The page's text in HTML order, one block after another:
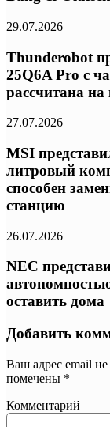
29.07.2026
Thunderobot
25Q6A Pro с
рассчитана
27.07.2026
MSI
литровый
способен
станцию
26.07.2026
NEC
оставить дома
Добавить
Ваш адрес email не
помечены *
Комментарий